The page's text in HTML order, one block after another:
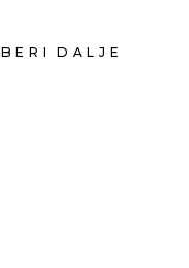
BERI DALJE